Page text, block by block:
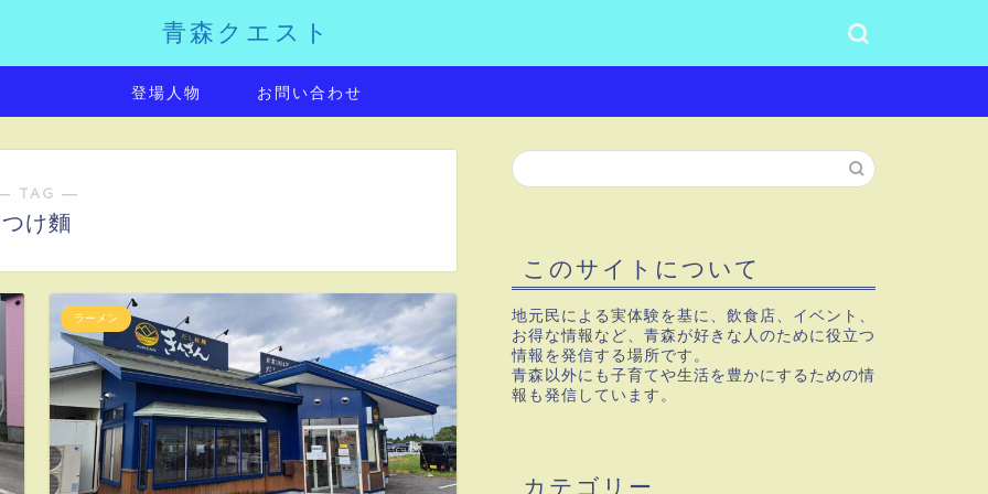
青森クエスト
登場人物 お問い合わせ
TAG ―
つけ麵
ラーメン
このサイトについて
地元民による実体験を基に、飲食店、イベント、
お得な情報など、青森が好きな人のために役立つ
情報を発信する場所です。
青森以外にも子育てや生活を豊かにするための情
報も発信しています。
カテゴリー